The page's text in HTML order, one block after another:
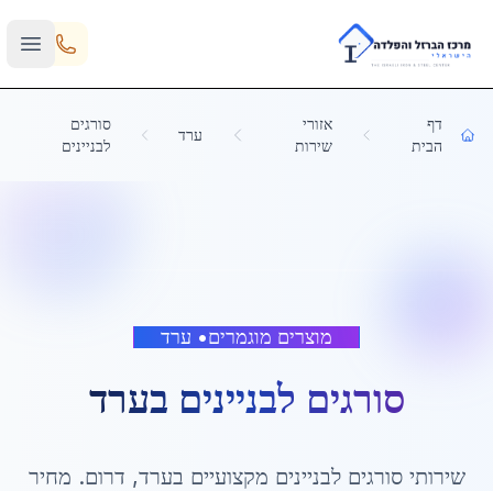
Skip to main content
דף
הבית
אזורי
שירות
ערד
סורגים
לבניינים
מוצרים מוגמרים• ערד
סורגים לבניינים בערד
שירותיסורגים לבניינים מקצועיים בערד, דרום. מחיר